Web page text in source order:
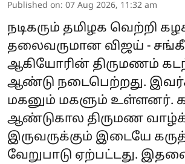
Published on: 07 Aug 2026, 11:32 am
நடிகரும் தமிழக வெற்றி
தலைவருமான விஜய் -
ஆகியோரின் திருமணம்
ஆண்டு நடைபெற்றது.
மகனும் மகளும் உள்ளனர்.
ஆண்டுகால திருமண
இருவருக்கும் இடையே
வேறுபாடு ஏற்பட்டது.